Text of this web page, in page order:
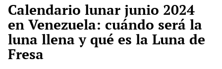
Calendario lunar junio 2024
en Venezuela: cuándo será la
luna llena y qué es la Luna de
Fresa